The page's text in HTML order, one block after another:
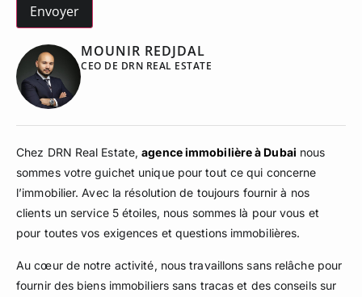
MOUNIR REDJDAL
CEO DE DRN REAL ESTATE
Chez DRN Real Estate,agence immobilière à Dubai nous
sommes votre guichet unique pour tout ce qui concerne
l’immobilier. Avec la résolution de toujours fournir à nos
clients un service 5 étoiles, nous sommes là pour vous et
pour toutes vos exigences et questions immobilières.
Au cœur de notre activité, nous travaillons sans relâche pour
fournir des biens immobiliers sans tracas et des conseils sur